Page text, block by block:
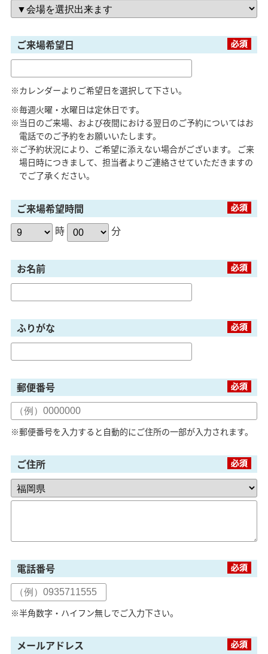
ご来場希望日
※カレンダーよりご希望日を選択して下さい。
※毎週火曜・水曜日は定休日です。
※当日のご来場、および夜間における翌日のご予約についてはお
電話でのご予約をお願いいたします。
※ご予約状況により、ご希望に添えない場合がございます。 ご来
場日時につきまして、担当者よりご連絡させていただきますの
でご了承ください。
ご来場希望時間
時
分
お名前
ふりがな
郵便番号
※郵便番号を入力すると自動的にご住所の一部が入力されます。
ご住所
電話番号
※半角数字・ハイフン無しでご入力下さい。
メールアドレス